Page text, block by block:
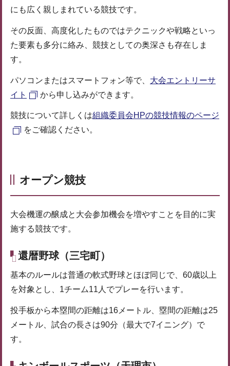
にも広く親しまれている競技です。
その反面、高度化したものではテクニックや戦略といっ
た要素も多分に絡み、競技としての奥深さも存在しま
す。
パソコンまたはスマートフォン等で、 大会エントリーサ
イト
から申し込みができます。
競技について詳しくは組織委員会HPの競技情報のページ
をご確認ください。
オープン競技
大会機運の醸成と大会参加機会を増やすことを目的に実
施する競技です。
還暦野球（三宅町）
基本のルールは普通の軟式野球とほぼ同じで、60歳以上
を対象とし、1チーム11人でプレーを行います。
投手板から本塁間の距離は16メートル、塁間の距離は25
メートル、試合の長さは90分（最大で7イニング）で
す。